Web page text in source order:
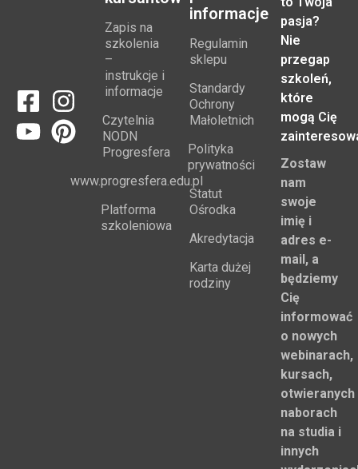
kursantów
Zapis na
szkolenia
–
informacje
Czytelnia
Progresfera
www.progresfera.edu.pl
Dokumenty
informacje
sklepu
Standardy
Małoletnich
Polityka
prywatności
Ośrodka
Akredytacja
Edukacja
to Twoja
pasja?
Nie
przegap
szkoleń,
które
mogą Cię
Zostaw
nam
swoje
imię i
adres e-
mail, a
będziemy
Cię
informować
o nowych
webinarach,
kursach,
otwieranych
naborach
na studia i